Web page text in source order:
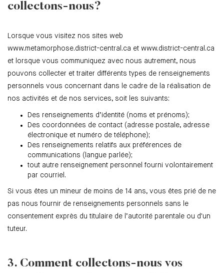
collectons-nous?
Lorsque vous visitez nos sites web
www.metamorphose.district-central.ca et www.district-central.ca
et lorsque vous communiquez avec nous autrement, nous
pouvons collecter et traiter différents types de renseignements
personnels vous concernant dans le cadre de la réalisation de
nos activités et de nos services, soit les suivants:
Des renseignements d’identité (noms et prénoms);
Des coordonnées de contact (adresse postale, adresse
électronique et numéro de téléphone);
Des renseignements relatifs aux préférences de
communications (langue parlée);
tout autre renseignement personnel fourni volontairement
par courriel.
Si vous êtes un mineur de moins de 14 ans, vous êtes prié de ne
pas nous fournir de renseignements personnels sans le
consentement exprès du titulaire de l’autorité parentale ou d'un
tuteur.
3. Comment collectons-nous vos